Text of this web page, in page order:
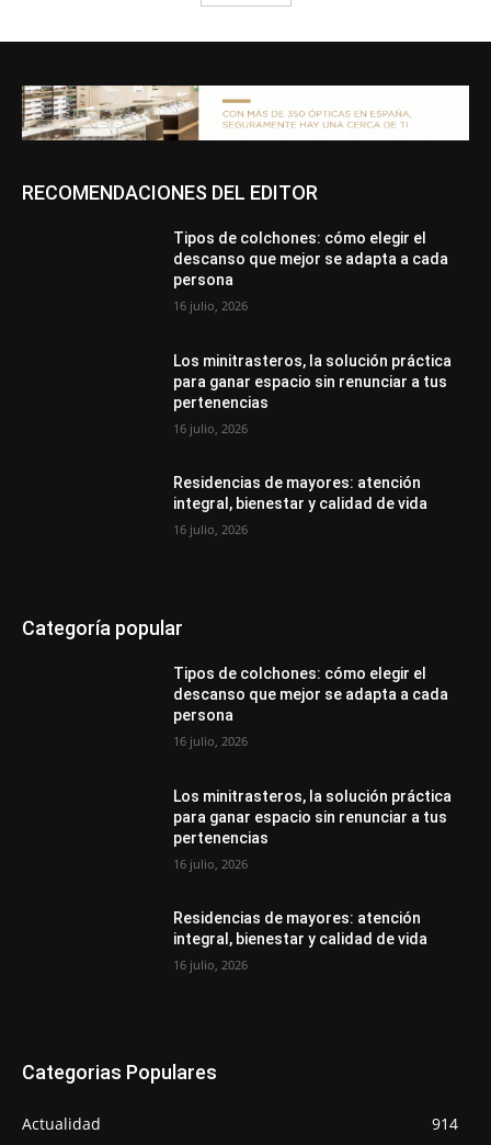
RECOMENDACIONES DEL EDITOR
Tipos de colchones: cómo elegir el
descanso que mejor se adapta a cada
persona
16 julio, 2026
Los minitrasteros, la solución práctica
para ganar espacio sin renunciar a tus
pertenencias
16 julio, 2026
Residencias de mayores: atención
integral, bienestar y calidad de vida
16 julio, 2026
Categoría popular
Tipos de colchones: cómo elegir el
descanso que mejor se adapta a cada
persona
16 julio, 2026
Los minitrasteros, la solución práctica
para ganar espacio sin renunciar a tus
pertenencias
16 julio, 2026
Residencias de mayores: atención
integral, bienestar y calidad de vida
16 julio, 2026
Categorias Populares
Actualidad
914